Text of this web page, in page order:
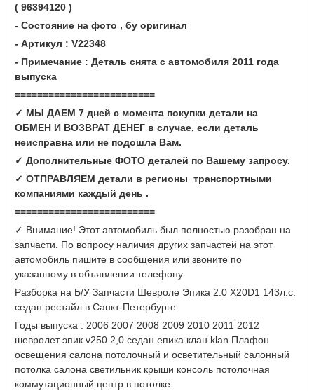
( 96394120 )
- Состояние на фото , бу оригинал
- Артикул : V22348
- Примечание : Деталь снята с автомобиля 2011 года
выпуска
=========================
✓ МЫ ДАЕМ 7 дней с момента покупки детали на
ОБМЕН И ВОЗВРАТ ДЕНЕГ в случае, если деталь
неисправна или не подошла Вам.
✓ Дополнительные ФОТО деталей по Вашему запросу.
✓ ОТПРАВЛЯЕМ детали в регионы транспортными
компаниями каждый день .
=========================
✓ Внимание! Этот автомобиль был полностью разобран на
запчасти. По вопросу наличия других запчастей на этот
автомобиль пишите в сообщения или звоните по
указанному в объявлении телефону.
Разборка на Б/У Запчасти Шевроле Эпика 2.0 X20D1 143л.с.
седан рестайл в Санкт-Петербурге
Годы выпуска : 2006 2007 2008 2009 2010 2011 2012
шевролет эпик v250 2,0 седан епика клан klan Плафон
освещения салона потолочный и осветительный салонный
потолка салона светильник крыши консоль потолочная
коммутационный центр в потолке